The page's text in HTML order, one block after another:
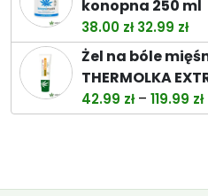
konopna 250 ml
38.00 zł Pierwotna
cena
wynosiła:
38.00 zł.
32.99 zł
Żel na bóle
THERMOLKA
42.99 zł – 119.99 zł